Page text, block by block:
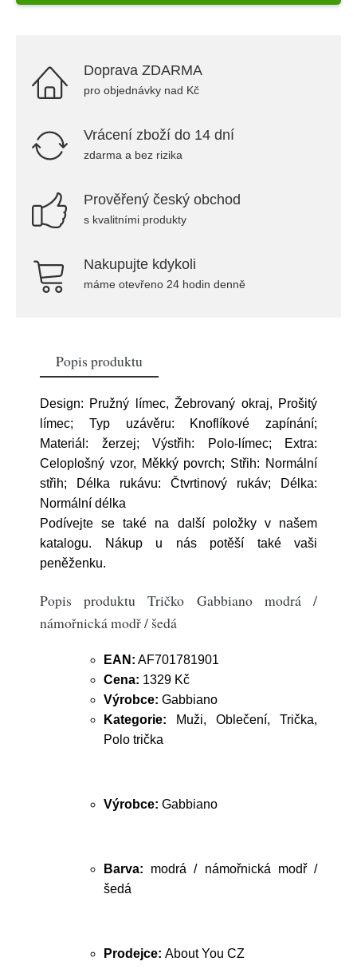
Doprava ZDARMA
pro objednávky nad Kč
Vrácení zboží do 14 dní
zdarma a bez rizika
Prověřený český obchod
s kvalitními produkty
Nakupujte kdykoli
máme otevřeno 24 hodin denně
Popis produktu
Design: Pružný límec, Žebrovaný okraj, Prošitý
límec; Typ uzávěru: Knoflíkové zapínání;
Materiál: žerzej; Výstřih: Polo-límec; Extra:
Celoplošný vzor, Měkký povrch; Střih: Normální
střih; Délka rukávu: Čtvrtinový rukáv; Délka:
Normální délka
Podívejte se také na další položky v našem
katalogu. Nákup u nás potěší také vaši
peněženku.
Popis produktu Tričko Gabbiano modrá /
námořnická modř / šedá
EAN: AF701781901
Cena: 1329 Kč
Výrobce: Gabbiano
Kategorie: Muži, Oblečení, Trička,
Polo trička
Výrobce: Gabbiano
Barva: modrá / námořnická modř /
šedá
Prodejce: About You CZ